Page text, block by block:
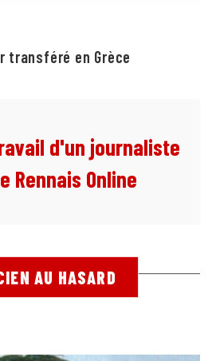
transféré en Grèce
d'un journaliste
Rennais Online
AU HASARD